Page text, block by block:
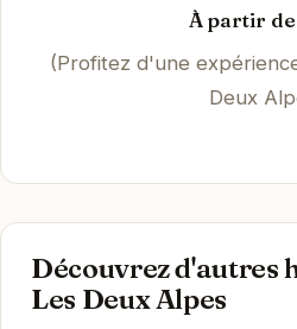
À partir
(Profitez d'une
Deux
Découvrez d'autres
Les Deux Alpes